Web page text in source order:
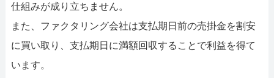
仕組みが成り立ちません。
また、ファクタリング会社は支払期日前の売掛金を割安
に買い取り、支払期日に満額回収することで利益を得て
います。